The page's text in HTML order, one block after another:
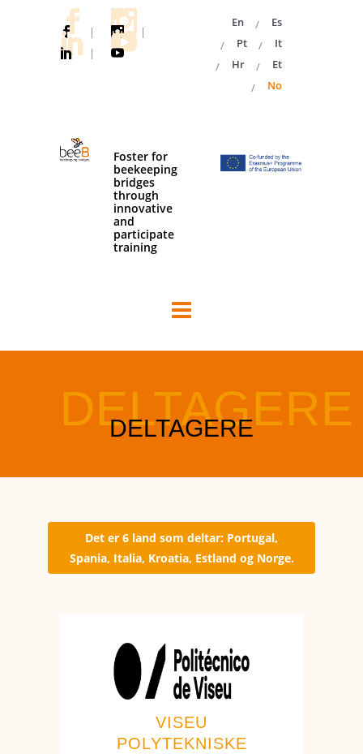
|
|
|
En
Es
Pt
It
Hr
Et
No
Foster for
beekeeping
bridges
through
innovative
and
participate
training
Det er 6 land som deltar: Portugal,
Spania, Italia, Kroatia, Estland og Norge.
VISEU
POLYTEKNISKE